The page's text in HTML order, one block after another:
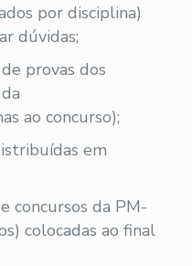
por disciplina)
dúvidas;
provas dos
ao concurso);
em
concursos da PM-
colocadas ao final